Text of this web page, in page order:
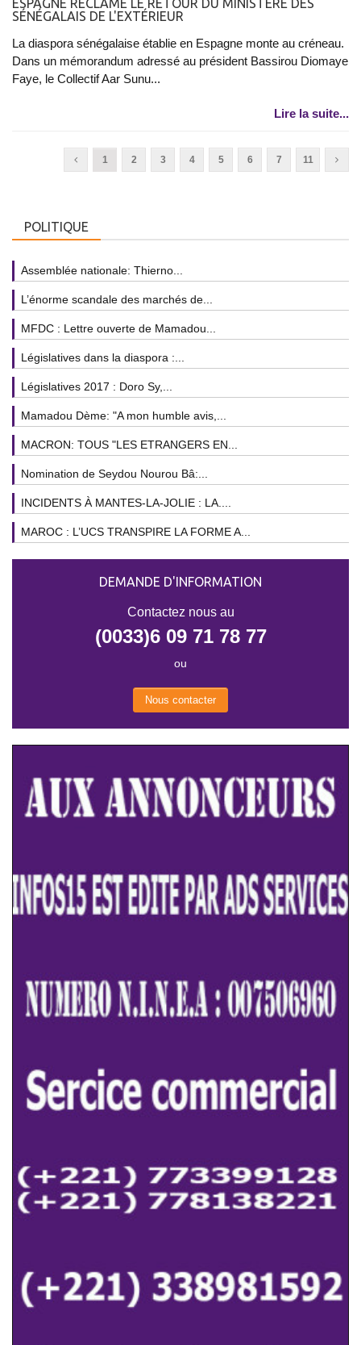
ESPAGNE RÉCLAME LE RETOUR DU MINISTÈRE DES
SÉNÉGALAIS DE L'EXTÉRIEUR
La diaspora sénégalaise établie en Espagne monte au créneau.
Dans un mémorandum adressé au président Bassirou Diomaye
Faye, le Collectif Aar Sunu...
Lire la suite...
1 2 3 4 5 6 7 11
POLITIQUE
Assemblée nationale: Thierno...
L’énorme scandale des marchés de...
MFDC : Lettre ouverte de Mamadou...
Législatives dans la diaspora :...
Législatives 2017 : Doro Sy,...
Mamadou Dème: "A mon humble avis,...
MACRON: TOUS "LES ETRANGERS EN...
Nomination de Seydou Nourou Bâ:...
INCIDENTS À MANTES-LA-JOLIE : LA....
MAROC : L’UCS TRANSPIRE LA FORME A...
DEMANDE D'INFORMATION
Contactez nous au
(0033)6 09 71 78 77
ou
Nous contacter